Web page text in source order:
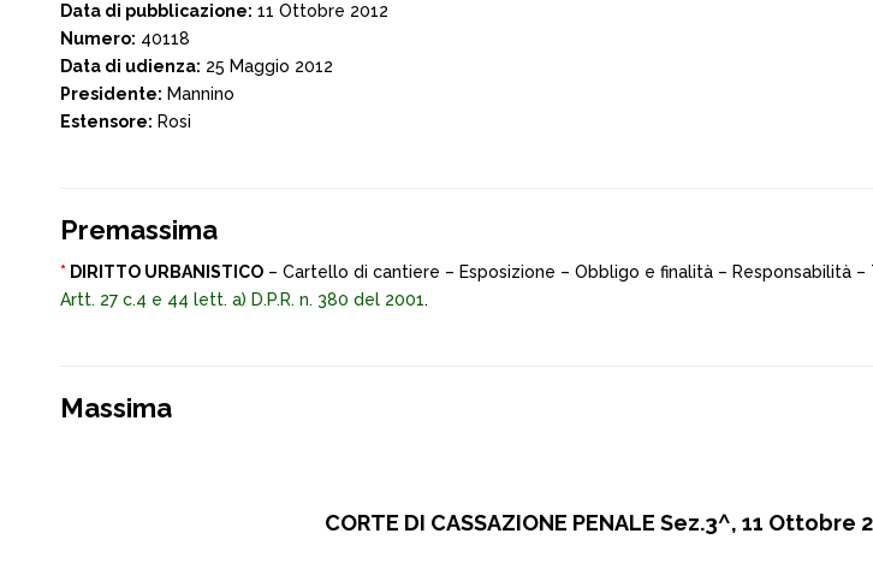
Data di pubblicazione: 11 Ottobre 2012
Numero: 40118
Data di udienza: 25 Maggio 2012
Presidente: Mannino
Estensore: Rosi
Premassima
* DIRITTO URBANISTICO – Cartello di cantiere – Esposizione – Obbligo e finalità –
Artt. 27 c.4 e 44 lett. a) D.P.R. n. 380 del 2001.
Massima
CORTE DI CASSAZIONE PENALE Sez.3^, 11